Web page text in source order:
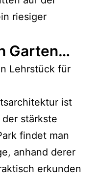
riesiger
Garten…
Lehrstück für
ist
stärkste
findet man
anhand derer
erkunden